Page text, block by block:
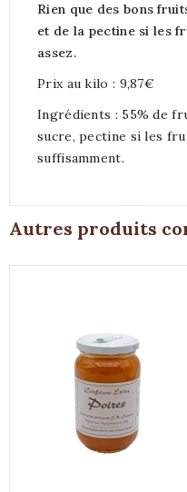
Rien que des bons
et de la pectine si les
assez.
Prix au kilo : 9,87€
Ingrédients : 55% de
sucre, pectine si les
suffisamment.
Autres produits